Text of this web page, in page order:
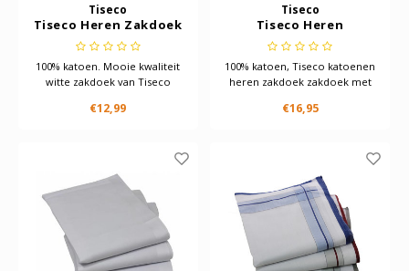
Tiseco
Tiseco Heren Zakdoek
wit, 12 stuks
100% katoen. Mooie kwaliteit
witte zakdoek van Tiseco
€12,99
Tiseco
Tiseco Heren
zakdoeken Vichy
Blauw 12 stuks
100% katoen, Tiseco katoenen
heren zakdoek zakdoek met
€16,95